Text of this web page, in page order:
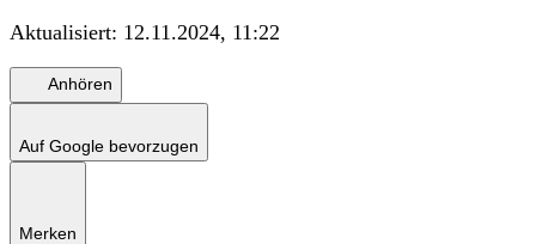
Aktualisiert: 12.11.2024, 11:22
Anhören
Auf Google bevorzugen
Merken